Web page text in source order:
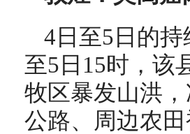
4日至5日的
至5日15时，该
牧区暴发山洪
公路、周边农